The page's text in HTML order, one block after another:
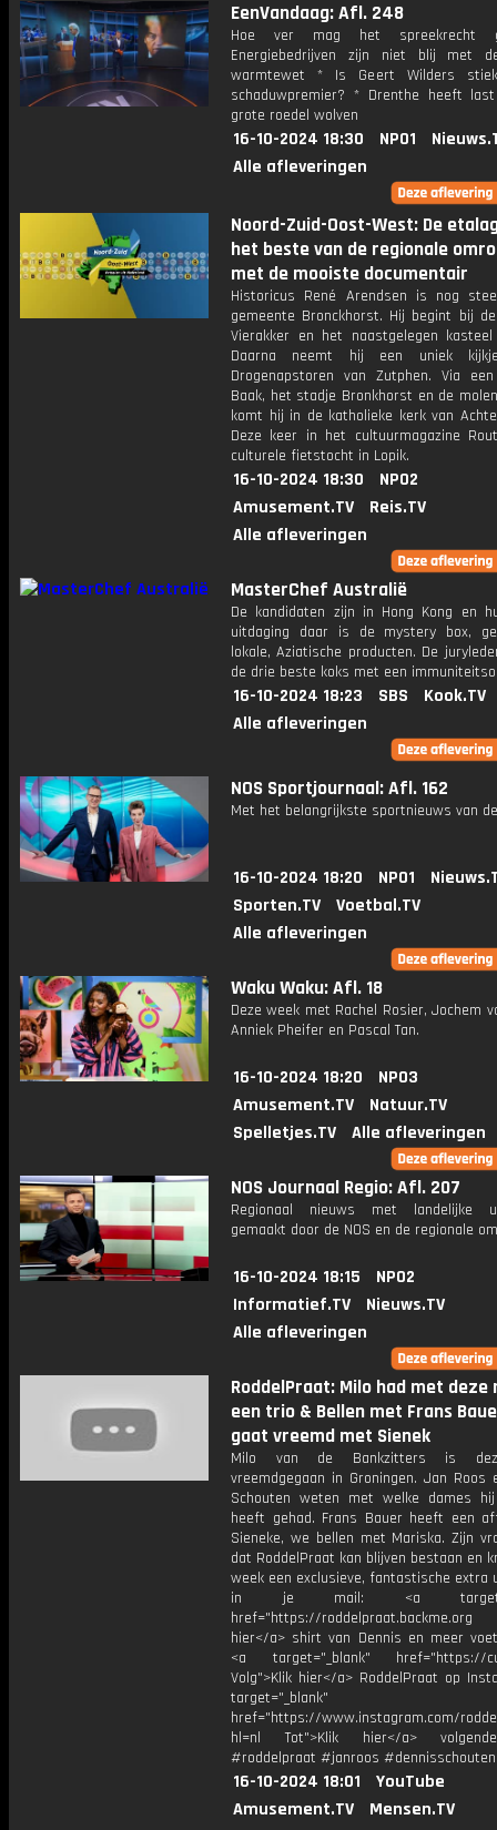
EenVandaag: Afl. 248
Hoe ver mag het spreekrecht
Energiebedrijven zijn niet blij met
warmtewet * Is Geert Wilders
schaduwpremier? * Drenthe heeft
grote roedel wolven
16-10-2024 18:30 NPO1
Alle afleveringen
Noord-Zuid-Oost-West: De
het beste van de regionale
met de mooiste documentair
Historicus René Arendsen is nog
gemeente Bronckhorst. Hij begint bij
Vierakker en het naastgelegen kasteel
Daarna neemt hij een uniek
Drogenapstoren van Zutphen. Via
Baak, het stadje Bronkhorst en de
komt hij in de katholieke kerk van
Deze keer in het cultuurmagazine
culturele fietstocht in Lopik.
16-10-2024 18:30
NPO2
Amusement.TV
Reis.TV
Alle afleveringen
MasterChef Australië
De kandidaten zijn in Hong Kong en
uitdaging daar is de mystery box,
lokale, Aziatische producten. De
de drie beste koks met een
16-10-2024 18:23 SBS
Kook.TV
Alle afleveringen
NOS Sportjournaal: Afl. 162
Met het belangrijkste sportnieuws van
16-10-2024 18:20 NPO1
Sporten.TV
Voetbal.TV
Alle afleveringen
Waku Waku: Afl. 18
Deze week met Rachel Rosier, Jochem
Anniek Pheifer en Pascal Tan.
16-10-2024 18:20
NPO3
Amusement.TV
Natuur.TV
Spelletjes.TV
Alle afleveringen
NOS Journaal Regio: Afl. 207
Regionaal nieuws met landelijke
gemaakt door de NOS en de regionale
16-10-2024 18:15
NPO2
Informatief.TV
Nieuws.TV
Alle afleveringen
RoddelPraat: Milo had met deze
een trio & Bellen met Frans
gaat vreemd met Sienek
Milo van de Bankzitters is
vreemdgegaan in Groningen. Jan Roos
Schouten weten met welke dames
heeft gehad. Frans Bauer heeft een
Sieneke, we bellen met Mariska. Zijn
dat RoddelPraat kan blijven bestaan en
week een exclusieve, fantastische extra
in je mail: <a
href="https://roddelpraat.backme.org
hier</a> shirt van Dennis en meer
<a target="_blank" href="https://
Volg">Klik hier</a> RoddelPraat op
target="_blank"
href="https://www.instagram.com/
hl=nl Tot">Klik hier</a>
#roddelpraat #janroos #dennisschouten
16-10-2024 18:01
YouTube
Amusement.TV
Mensen.TV